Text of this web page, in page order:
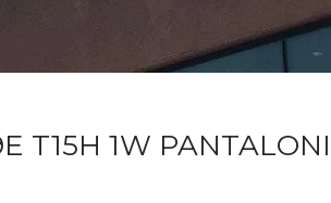
T15H 1W PANTALONI